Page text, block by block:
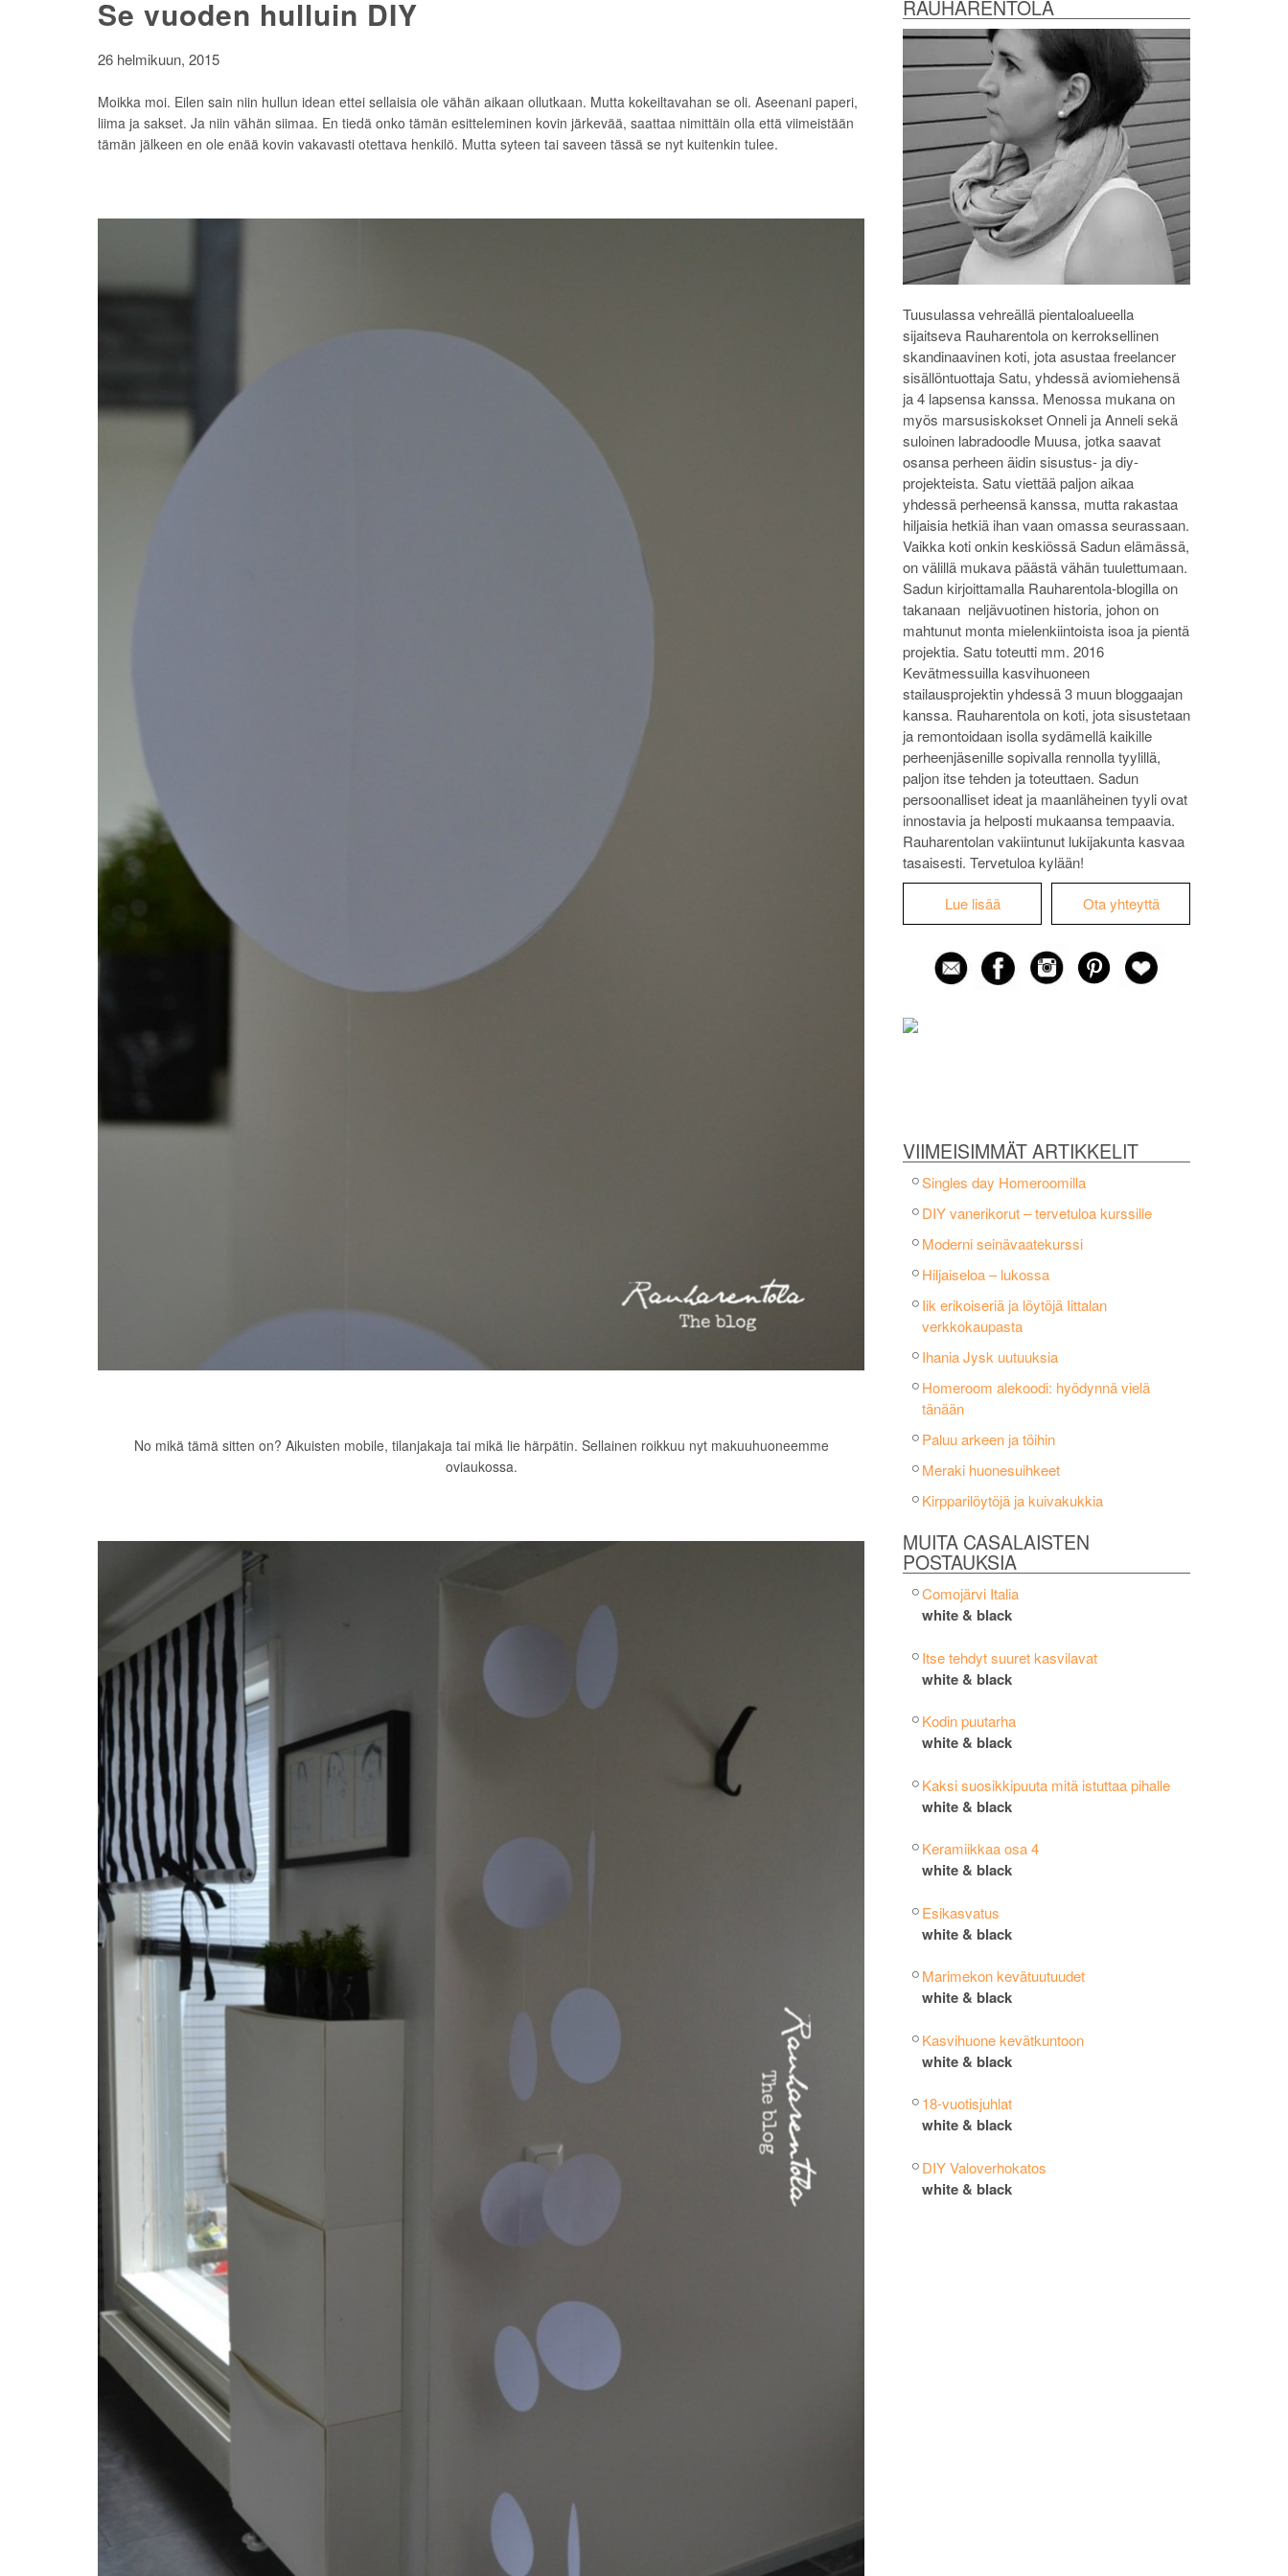
RAUHARENTOLA
Tuusulassa vehreällä pientaloalueella
sijaitseva Rauharentola on kerroksellinen
skandinaavinen koti, jota asustaa freelancer
sisällöntuottaja Satu, yhdessä aviomiehensä
ja 4 lapsensa kanssa. Menossa mukana on
myös marsusiskokset Onneli ja Anneli sekä
suloinen labradoodle Muusa, jotka saavat
osansa perheen äidin sisustus- ja diy-
projekteista. Satu viettää paljon aikaa
yhdessä perheensä kanssa, mutta rakastaa
hiljaisia hetkiä ihan vaan omassa seurassaan.
Vaikka koti onkin keskiössä Sadun elämässä,
on välillä mukava päästä vähän tuulettumaan.
Sadun kirjoittamalla Rauharentola-blogilla on
takanaan neljävuotinen historia, johon on
mahtunut monta mielenkiintoista isoa ja pientä
projektia. Satu toteutti mm. 2016
Kevätmessuilla kasvihuoneen
stailausprojektin yhdessä 3 muun bloggaajan
kanssa. Rauharentola on koti, jota sisustetaan
ja remontoidaan isolla sydämellä kaikille
perheenjäsenille sopivalla rennolla tyylillä,
paljon itse tehden ja toteuttaen. Sadun
persoonalliset ideat ja maanläheinen tyyli ovat
innostavia ja helposti mukaansa tempaavia.
Rauharentolan vakiintunut lukijakunta kasvaa
tasaisesti. Tervetuloa kylään!
Lue lisää Ota yhteyttä
VIIMEISIMMÄT ARTIKKELIT
Singles day Homeroomilla
DIY vanerikorut – tervetuloa kurssille
Moderni seinävaatekurssi
Hiljaiseloa – lukossa
Iik erikoiseriä ja löytöjä Iittalan
verkkokaupasta
Ihania Jysk uutuuksia
Homeroom alekoodi: hyödynnä vielä
tänään
Paluu arkeen ja töihin
Meraki huonesuihkeet
Kirpparilöytöjä ja kuivakukkia
MUITA CASALAISTEN
POSTAUKSIA
Comojärvi Italia
white & black
Itse tehdyt suuret kasvilavat
white & black
Kodin puutarha
white & black
Kaksi suosikkipuuta mitä istuttaa pihalle
white & black
Keramiikkaa osa 4
white & black
Esikasvatus
white & black
Marimekon kevätuutuudet
white & black
Kasvihuone kevätkuntoon
white & black
18-vuotisjuhlat
white & black
DIY Valoverhokatos
white & black
Se vuoden hulluin DIY
26 helmikuun, 2015
Moikka moi. Eilen sain niin hullun idean ettei sellaisia ole vähän aikaan ollutkaan. Mutta kokeiltavahan se oli. Aseenani paperi,
liima ja sakset. Ja niin vähän siimaa. En tiedä onko tämän esitteleminen kovin järkevää, saattaa nimittäin olla että viimeistään
tämän jälkeen en ole enää kovin vakavasti otettava henkilö. Mutta syteen tai saveen tässä se nyt kuitenkin tulee.
No mikä tämä sitten on? Aikuisten mobile, tilanjakaja tai mikä lie härpätin. Sellainen roikkuu nyt makuuhuoneemme
oviaukossa.